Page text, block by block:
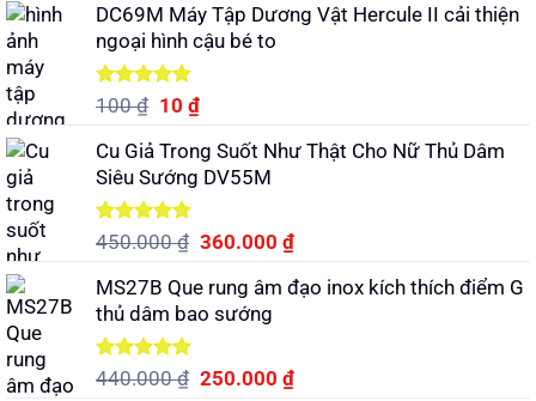
DC69M Máy Tập Dương Vật Hercule II cải thiện
ngoại hình cậu bé to
Được xếp
hạng5.00
5 sao
100₫ Giá
là:
100 ₫.
10₫Giá
tại
là:
Cu Giả Trong Suốt Như Thật Cho Nữ Thủ Dâm
Siêu Sướng DV55M
Được xếp
5 sao
450.000₫ Giá
là:
450.000 ₫.
360.000₫Giá
tại
MS27B Que rung âm đạo inox kích thích điểm G
thủ dâm bao sướng
Được xếp
440.000₫ Giá
250.000₫Giá